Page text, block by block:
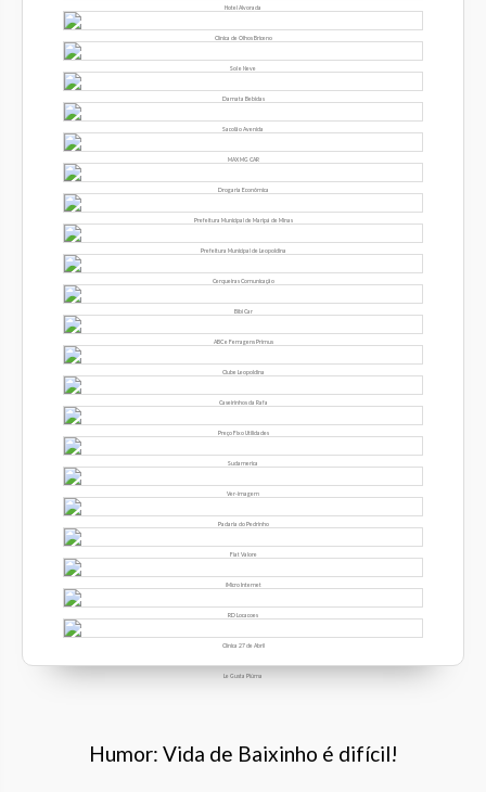
Hotel Alvorada
Clínica de Olhos Briceno
Sol e Neve
Damata Bebidas
Sacolão Avenida
MAX MG CAR
Drogaria Econômica
Prefeitura Municipal de Maripá de Minas
Prefeitura Municipal de Leopoldina
Cerqueiras Comunicação
Bibi Car
ABC e Ferragens Primus
Clube Leopoldina
Caseirinhos da Rafa
Preço Fixo Utilidades
Sudamerica
Ver-imagem
Padaria do Pedrinho
Fiat Valore
iMicro Internet
RD Locacoes
Clínica 27 de Abril
Le Gusta Piúma
Humor: Vida de Baixinho é difícil!